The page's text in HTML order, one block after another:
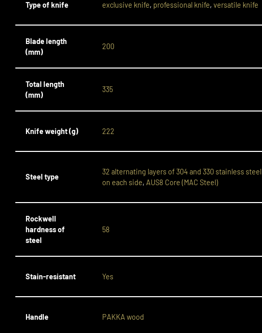
Type of knife exclusive knife, professional knife, versatile knife
Blade length
(mm)
200
Total length
(mm)
335
Knife weight (g) 222
Steel type
32 alternating layers of 304 and 330 stainless steel
on each side, AUS8 Core (MAC Steel)
Rockwell
hardness of
steel
58
Stain-resistant Yes
Handle PAKKA wood